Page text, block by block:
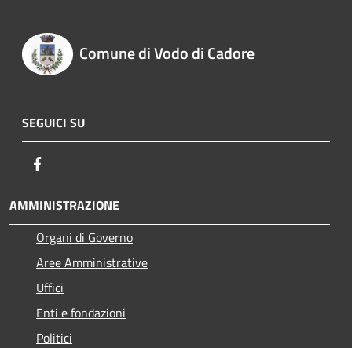
Comune di Vodo di Cadore
SEGUICI SU
AMMINISTRAZIONE
Organi di Governo
Aree Amministrative
Uffici
Enti e fondazioni
Politici